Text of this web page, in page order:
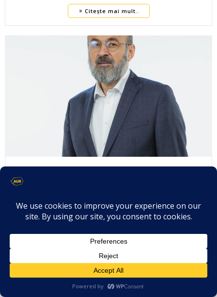
Citește mai mult..
Incapacitatea sistemului de sănătate
de a răspunde nevoilor tinerilor
dependenți de droguri, în contextul
cazului Rareș Ion și al crizei
April 23, 2025
Adresată: Domnului Alexandru Rafila, Ministru al